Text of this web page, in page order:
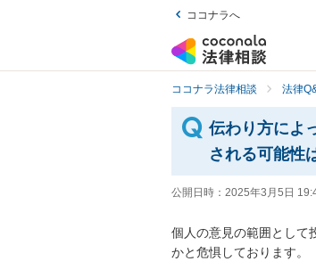
ココナラへ
ココナラ法律相談 法律
伝わり方によ
される可能性
公開日時： 2025年3月5日
個人の意見の範囲として
かと危惧しております。